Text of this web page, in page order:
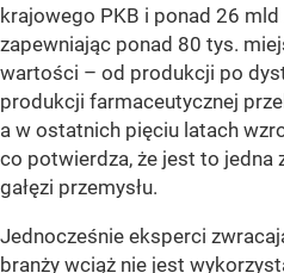
krajowego PKB i ponad 26
zapewniając ponad 80 tys.
wartości – od produkcji po
produkcji farmaceutycznej
a w ostatnich pięciu latach
co potwierdza, że jest to jedna
gałęzi przemysłu.
Jednocześnie eksperci
branży wciąż nie jest